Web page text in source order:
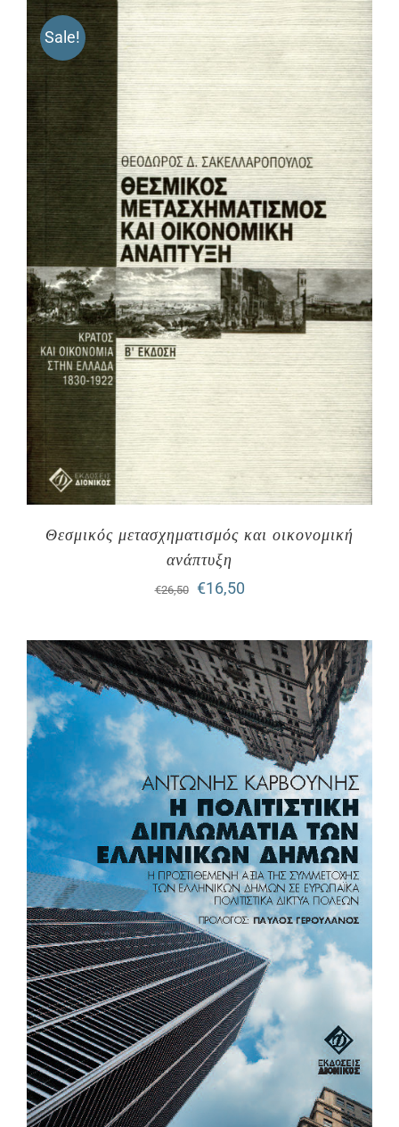
Sale!
Θεσμικός μετασχηματισμός και οικονομική
ανάπτυξη
€26,50
Original
was:
€26,50.
€16,50Η
τιμή
είναι:
€16,50.